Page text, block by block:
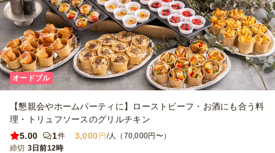
オードブル
【懇親会やホームパーティに】ローストビーフ・お酒にも合う料
理・トリュフソースのグリルチキン
5.00
1件 3,000 円/人（70,000円〜）
締切 3日前12時